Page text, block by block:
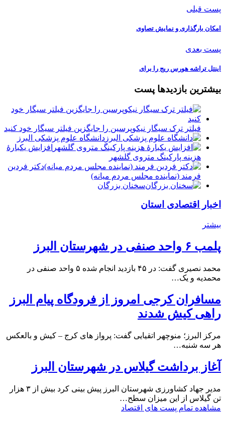
پست قبلی
امکان بارگذاری و نمایش تصاوی
پست بعدی
اینتل تراشه هورس ریج را برای
بیشترین بازدیدها پست
فیلتر ترک سیگار نیکوپرسین را جایگزین فیلتر سیگار خود کنید
دانشگاه علوم پزشکی البرز
افزایش یکبارۀ
هزینه پارکینگ متروی گلشهر
دكتر فردين
فرمند (نماينده مجلس مردم میانه)
سخنان بزرگان
اخبار اقتصادی استان
بیشتر
پلمب ۶ واحد صنفی در شهرستان البرز
محمد نصیری گفت: در ۴۵ بازدید انجام شده ۵ واحد صنفی در
محمدیه و یک…
مسافران کرجی امروز از فرودگاه پیام البرز
راهی کیش شدند
مرکز البرز؛ منوچهر اتقیایی گفت: پرواز های کرج – کیش و بالعکس
هر سه شنبه…
آغاز برداشت گیلاس در شهرستان البرز
مدیر جهاد کشاورزی شهرستان البرز پیش بینی کرد بیش از ۳ هزار
تن گیلاس از این میزان سطح…
مشاهده تمام پست های اقتصاد